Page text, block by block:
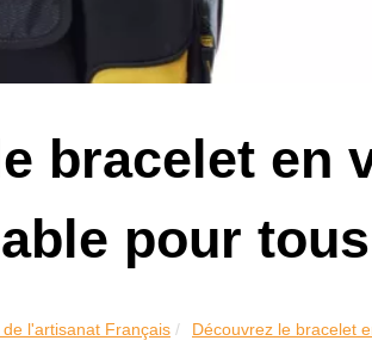
bracelet en
pour
l'artisanat Français Découvrez le bracelet